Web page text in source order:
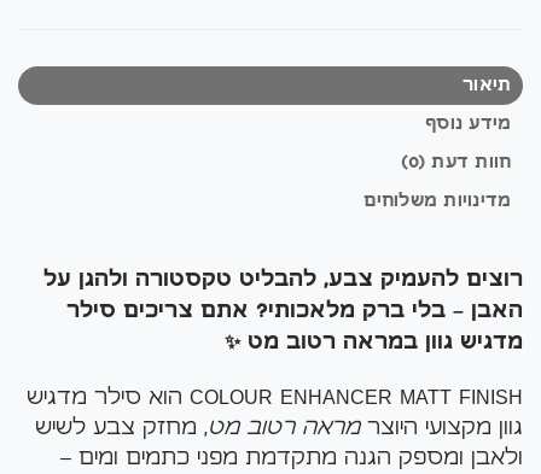
תיאור
מידע נוסף
חוות דעת (0)
מדינויות משלוחים
רוצים להעמיק צבע, להבליט טקסטורה ולהגן על
האבן – בלי ברק מלאכותי? אתם צריכים סילר
מדגיש גוון במראה רטוב מט ✨
COLOUR ENHANCER MATT FINISH הוא סילר מדגיש
גוון מקצועי היוצרמראה רטוב מט, מחזק צבע לשיש
ולאבן ומספק הגנה מתקדמת מפני כתמים ומים –